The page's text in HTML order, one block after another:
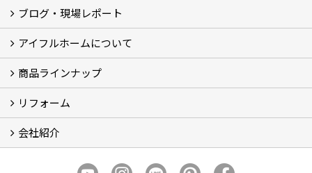
建築実例
お客様の声
ブログ・現場レポート
ブログ
現場レポート
アイフルホームについて
アイフルホームについて (5)
商品ラインナップ
商品ラインナップ
リフォーム
まるごと断熱リフォーム
イベント情報
施工事例
会社紹介
スタッフ紹介
個人情報保護方針